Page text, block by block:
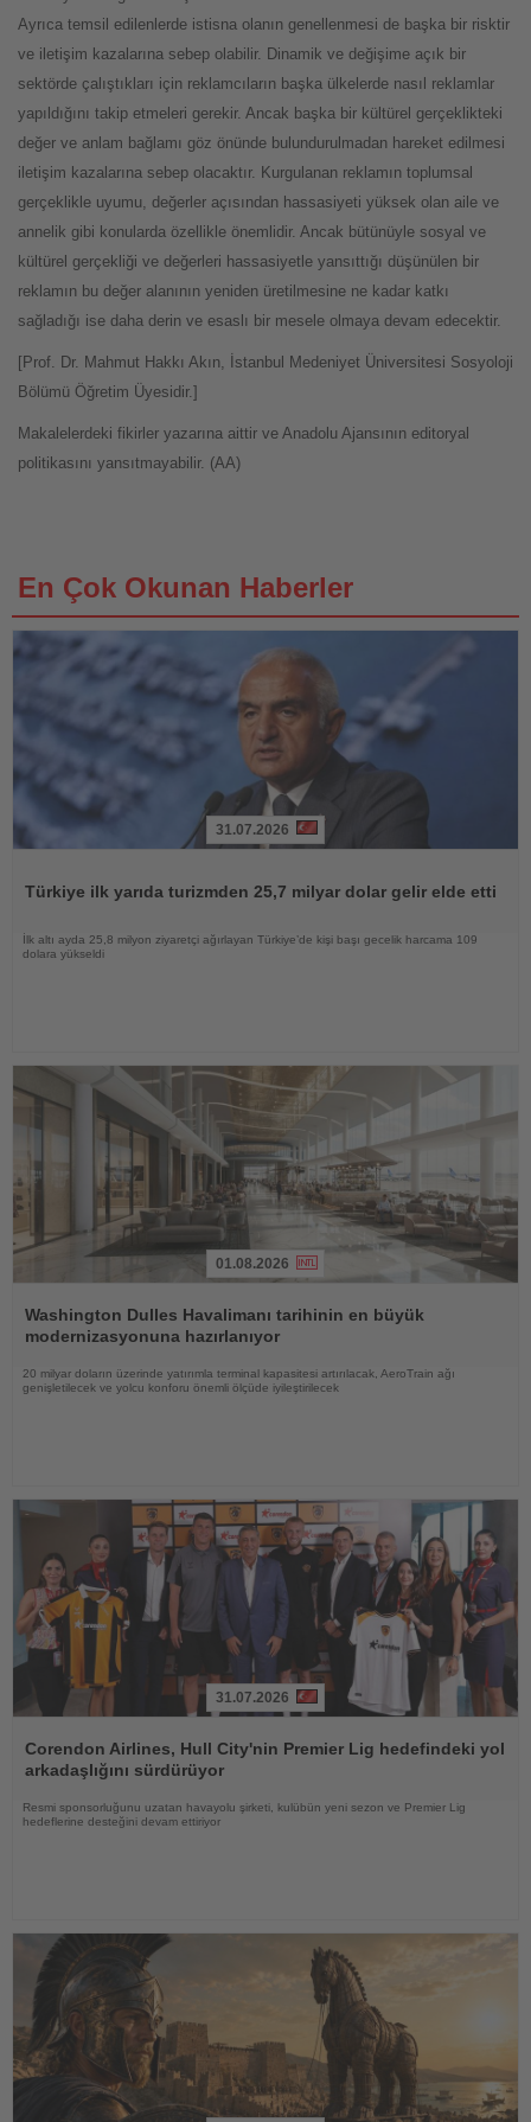
Ayrıca temsil edilenlerde istisna olanın genellenmesi de başka bir risktir
ve iletişim kazalarına sebep olabilir. Dinamik ve değişime açık bir
sektörde çalıştıkları için reklamcıların başka ülkelerde nasıl reklamlar
yapıldığını takip etmeleri gerekir. Ancak başka bir kültürel gerçeklikteki
değer ve anlam bağlamı göz önünde bulundurulmadan hareket edilmesi
iletişim kazalarına sebep olacaktır. Kurgulanan reklamın toplumsal
gerçeklikle uyumu, değerler açısından hassasiyeti yüksek olan aile ve
annelik gibi konularda özellikle önemlidir. Ancak bütünüyle sosyal ve
kültürel gerçekliği ve değerleri hassasiyetle yansıttığı düşünülen bir
reklamın bu değer alanının yeniden üretilmesine ne kadar katkı
sağladığı ise daha derin ve esaslı bir mesele olmaya devam edecektir.
[Prof. Dr. Mahmut Hakkı Akın, İstanbul Medeniyet Üniversitesi Sosyoloji
Bölümü Öğretim Üyesidir.]
Makalelerdeki fikirler yazarına aittir ve Anadolu Ajansının editoryal
politikasını yansıtmayabilir. (AA)
En Çok Okunan Haberler
31.07.2026
Türkiye ilk yarıda turizmden 25,7 milyar dolar gelir elde etti
İlk altı ayda 25,8 milyon ziyaretçi ağırlayan Türkiye’de kişi başı gecelik harcama 109
dolara yükseldi
Oku
01.08.2026
Washington Dulles Havalimanı tarihinin en büyük
modernizasyonuna hazırlanıyor
20 milyar doların üzerinde yatırımla terminal kapasitesi artırılacak, AeroTrain ağı
genişletilecek ve yolcu konforu önemli ölçüde iyileştirilecek
Oku
31.07.2026
Corendon Airlines, Hull City'nin Premier Lig hedefindeki yol
arkadaşlığını sürdürüyor
Resmi sponsorluğunu uzatan havayolu şirketi, kulübün yeni sezon ve Premier Lig
hedeflerine desteğini devam ettiriyor